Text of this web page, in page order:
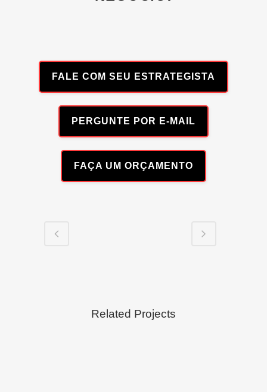
FALE COM SEU ESTRATEGISTA
PERGUNTE POR E-MAIL
FAÇA UM ORÇAMENTO
Related Projects